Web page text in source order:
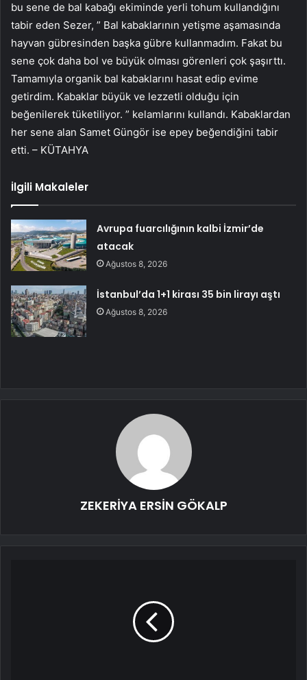
bu sene de bal kabağı ekiminde yerli tohum kullandığını
tabir eden Sezer, ” Bal kabaklarının yetişme aşamasında
hayvan gübresinden başka gübre kullanmadım. Fakat bu
sene çok daha bol ve büyük olması görenleri çok şaşırttı.
Tamamıyla organik bal kabaklarını hasat edip evime
getirdim. Kabaklar büyük ve lezzetli olduğu için
beğenilerek tüketiliyor. ” kelamlarını kullandı. Kabaklardan
her sene alan Samet Güngör ise epey beğendiğini tabir
etti. – KÜTAHYA
İlgili Makaleler
Avrupa fuarcılığının kalbi İzmir’de
atacak
Ağustos 8, 2026
İstanbul’da 1+1 kirası 35 bin lirayı aştı
Ağustos 8, 2026
ZEKERİYA ERSİN GÖKALP